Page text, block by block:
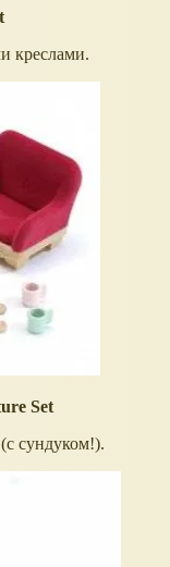
креслами.
Set
сундуком!).